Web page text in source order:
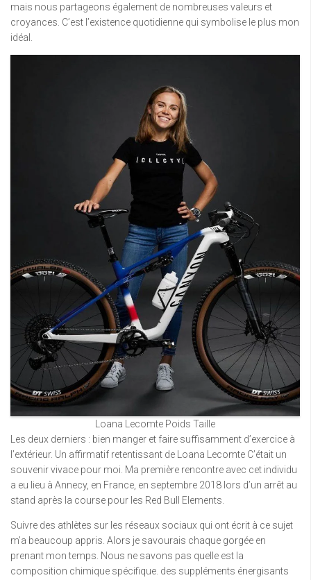
mais nous partageons également de nombreuses valeurs et
croyances. C’est l’existence quotidienne qui symbolise le plus mon
idéal.
Loana Lecomte Poids Taille
Les deux derniers : bien manger et faire suffisamment d’exercice à
l’extérieur. Un affirmatif retentissant de Loana Lecomte C’était un
souvenir vivace pour moi. Ma première rencontre avec cet individu
a eu lieu à Annecy, en France, en septembre 2018 lors d’un arrêt au
stand après la course pour les Red Bull Elements.
Suivre des athlètes sur les réseaux sociaux qui ont écrit à ce sujet
m’a beaucoup appris. Alors je savourais chaque gorgée en
prenant mon temps. Nous ne savons pas quelle est la
composition chimique spécifique. des suppléments énergisants